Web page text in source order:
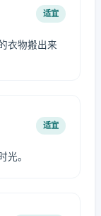
适宜
衣物搬出来
适宜
光。